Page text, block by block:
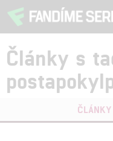
Články s
ČLÁNKY